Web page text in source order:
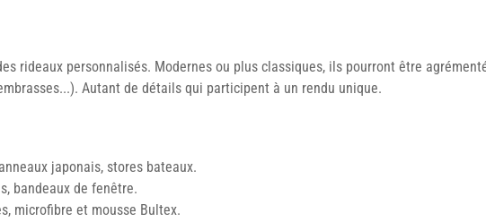
rideaux personnalisés. Modernes ou plus classiques, ils pourront être
Autant de détails qui participent à un rendu unique.
japonais, stores bateaux.
bandeaux de fenêtre.
microfibre et mousse Bultex.